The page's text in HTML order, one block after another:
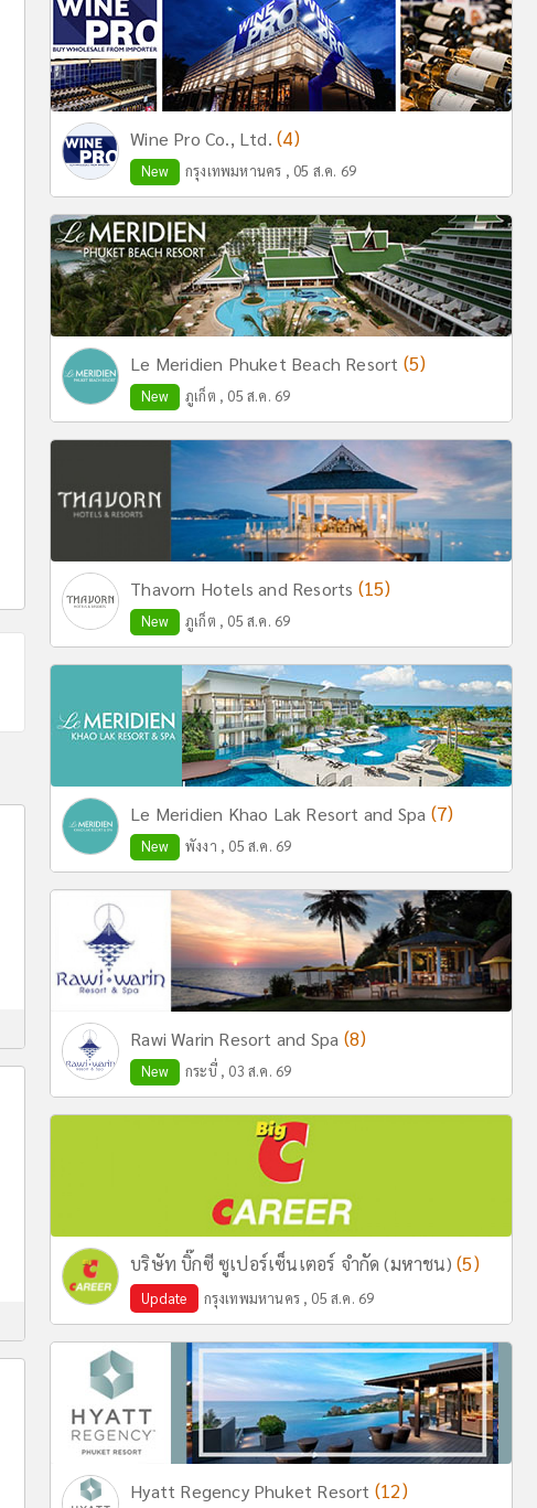
Wine Pro Co., Ltd.(4)
New กรุงเทพมหานคร , 05 ส.ค. 69
Le Meridien Phuket Beach Resort (5)
New ภูเก็ต , 05 ส.ค. 69
Thavorn Hotels and Resorts (15)
New ภูเก็ต , 05 ส.ค. 69
Le Meridien Khao Lak Resort and Spa (7)
New พังงา , 05 ส.ค. 69
Rawi Warin Resort and Spa (8)
New กระบี่ , 03 ส.ค. 69
บริษัท บิ๊กซี ซูเปอร์เซ็นเตอร์ จำกัด (มหาชน)(5)
Update กรุงเทพมหานคร , 05 ส.ค. 69
Hyatt Regency Phuket Resort (12)